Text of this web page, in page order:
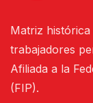
Matriz
trabajadores
Afiliada a la
(FIP).